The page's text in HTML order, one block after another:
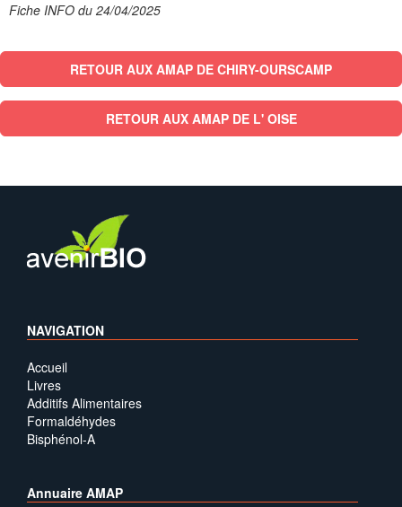
Fiche INFO du 24/04/2025
RETOUR AUX AMAP DE CHIRY-OURSCAMP
RETOUR AUX AMAP DE L' OISE
NAVIGATION
Accueil
Livres
Additifs Alimentaires
Formaldéhydes
Bisphénol-A
Annuaire AMAP